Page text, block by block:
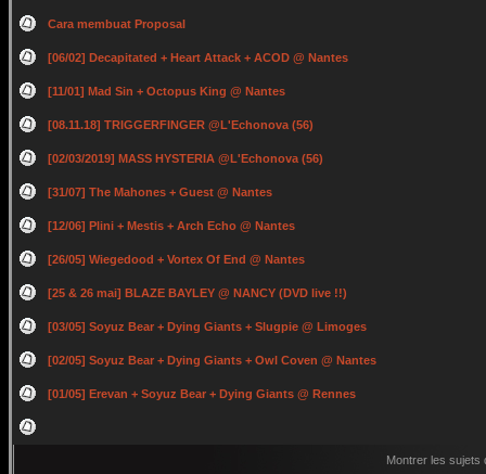
Cara membuat Proposal
[06/02] Decapitated + Heart Attack + ACOD @ Nantes
[11/01] Mad Sin + Octopus King @ Nantes
[08.11.18] TRIGGERFINGER @L'Echonova (56)
[02/03/2019] MASS HYSTERIA @L'Echonova (56)
[31/07] The Mahones + Guest @ Nantes
[12/06] Plini + Mestis + Arch Echo @ Nantes
[26/05] Wiegedood + Vortex Of End @ Nantes
[25 & 26 mai] BLAZE BAYLEY @ NANCY (DVD live !!)
[03/05] Soyuz Bear + Dying Giants + Slugpie @ Limoges
[02/05] Soyuz Bear + Dying Giants + Owl Coven @ Nantes
[01/05] Erevan + Soyuz Bear + Dying Giants @ Rennes
Montrer les sujets